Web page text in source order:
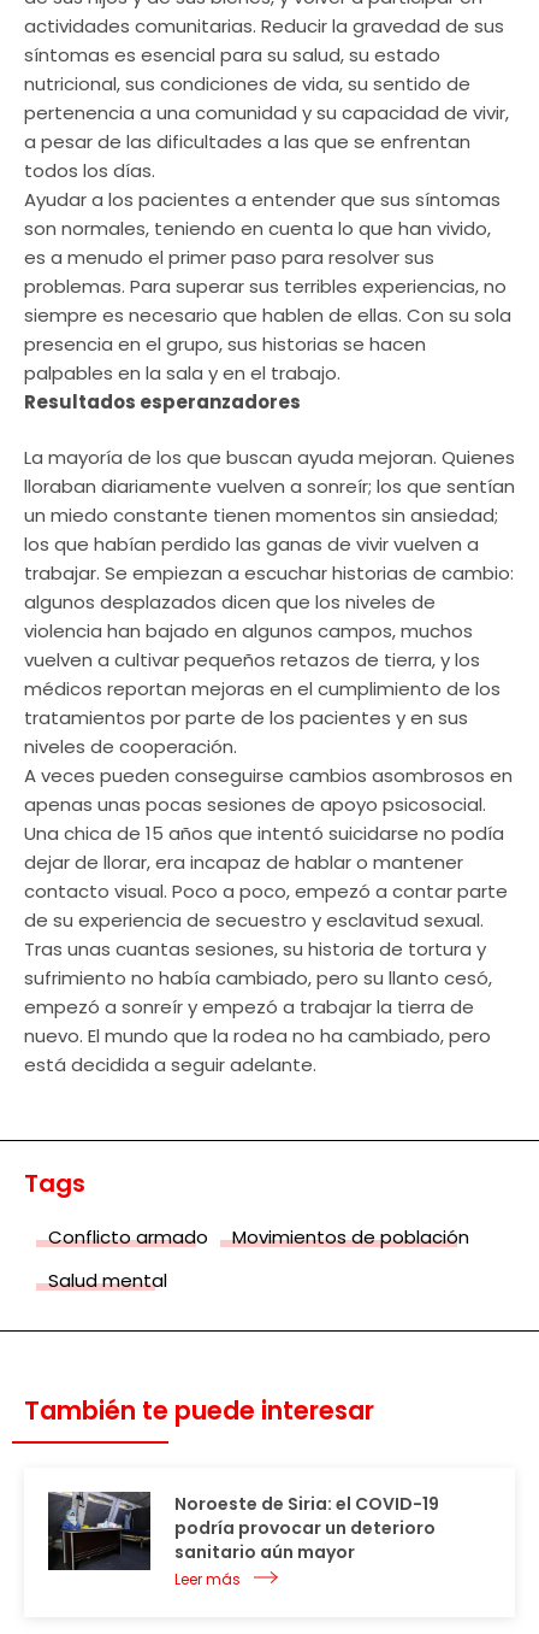
actividades comunitarias. Reducir la gravedad de sus
síntomas es esencial para su salud, su estado
nutricional, sus condiciones de vida, su sentido de
pertenencia a una comunidad y su capacidad de vivir,
a pesar de las dificultades a las que se enfrentan
todos los días.
Ayudar a los pacientes a entender que sus síntomas
son normales, teniendo en cuenta lo que han vivido,
es a menudo el primer paso para resolver sus
problemas. Para superar sus terribles experiencias, no
siempre es necesario que hablen de ellas. Con su sola
presencia en el grupo, sus historias se hacen
palpables en la sala y en el trabajo.
Resultados esperanzadores
La mayoría de los que buscan ayuda mejoran. Quienes
lloraban diariamente vuelven a sonreír; los que sentían
un miedo constante tienen momentos sin ansiedad;
los que habían perdido las ganas de vivir vuelven a
trabajar. Se empiezan a escuchar historias de cambio:
algunos desplazados dicen que los niveles de
violencia han bajado en algunos campos, muchos
vuelven a cultivar pequeños retazos de tierra, y los
médicos reportan mejoras en el cumplimiento de los
tratamientos por parte de los pacientes y en sus
niveles de cooperación.
A veces pueden conseguirse cambios asombrosos en
apenas unas pocas sesiones de apoyo psicosocial.
Una chica de 15 años que intentó suicidarse no podía
dejar de llorar, era incapaz de hablar o mantener
contacto visual. Poco a poco, empezó a contar parte
de su experiencia de secuestro y esclavitud sexual.
Tras unas cuantas sesiones, su historia de tortura y
sufrimiento no había cambiado, pero su llanto cesó,
empezó a sonreír y empezó a trabajar la tierra de
nuevo. El mundo que la rodea no ha cambiado, pero
está decidida a seguir adelante.
Tags
Conflicto armado
Movimientos de población
Salud mental
También te puede interesar
Noroeste de Siria: el COVID-19
podría provocar un deterioro
sanitario aún mayor
Leer más